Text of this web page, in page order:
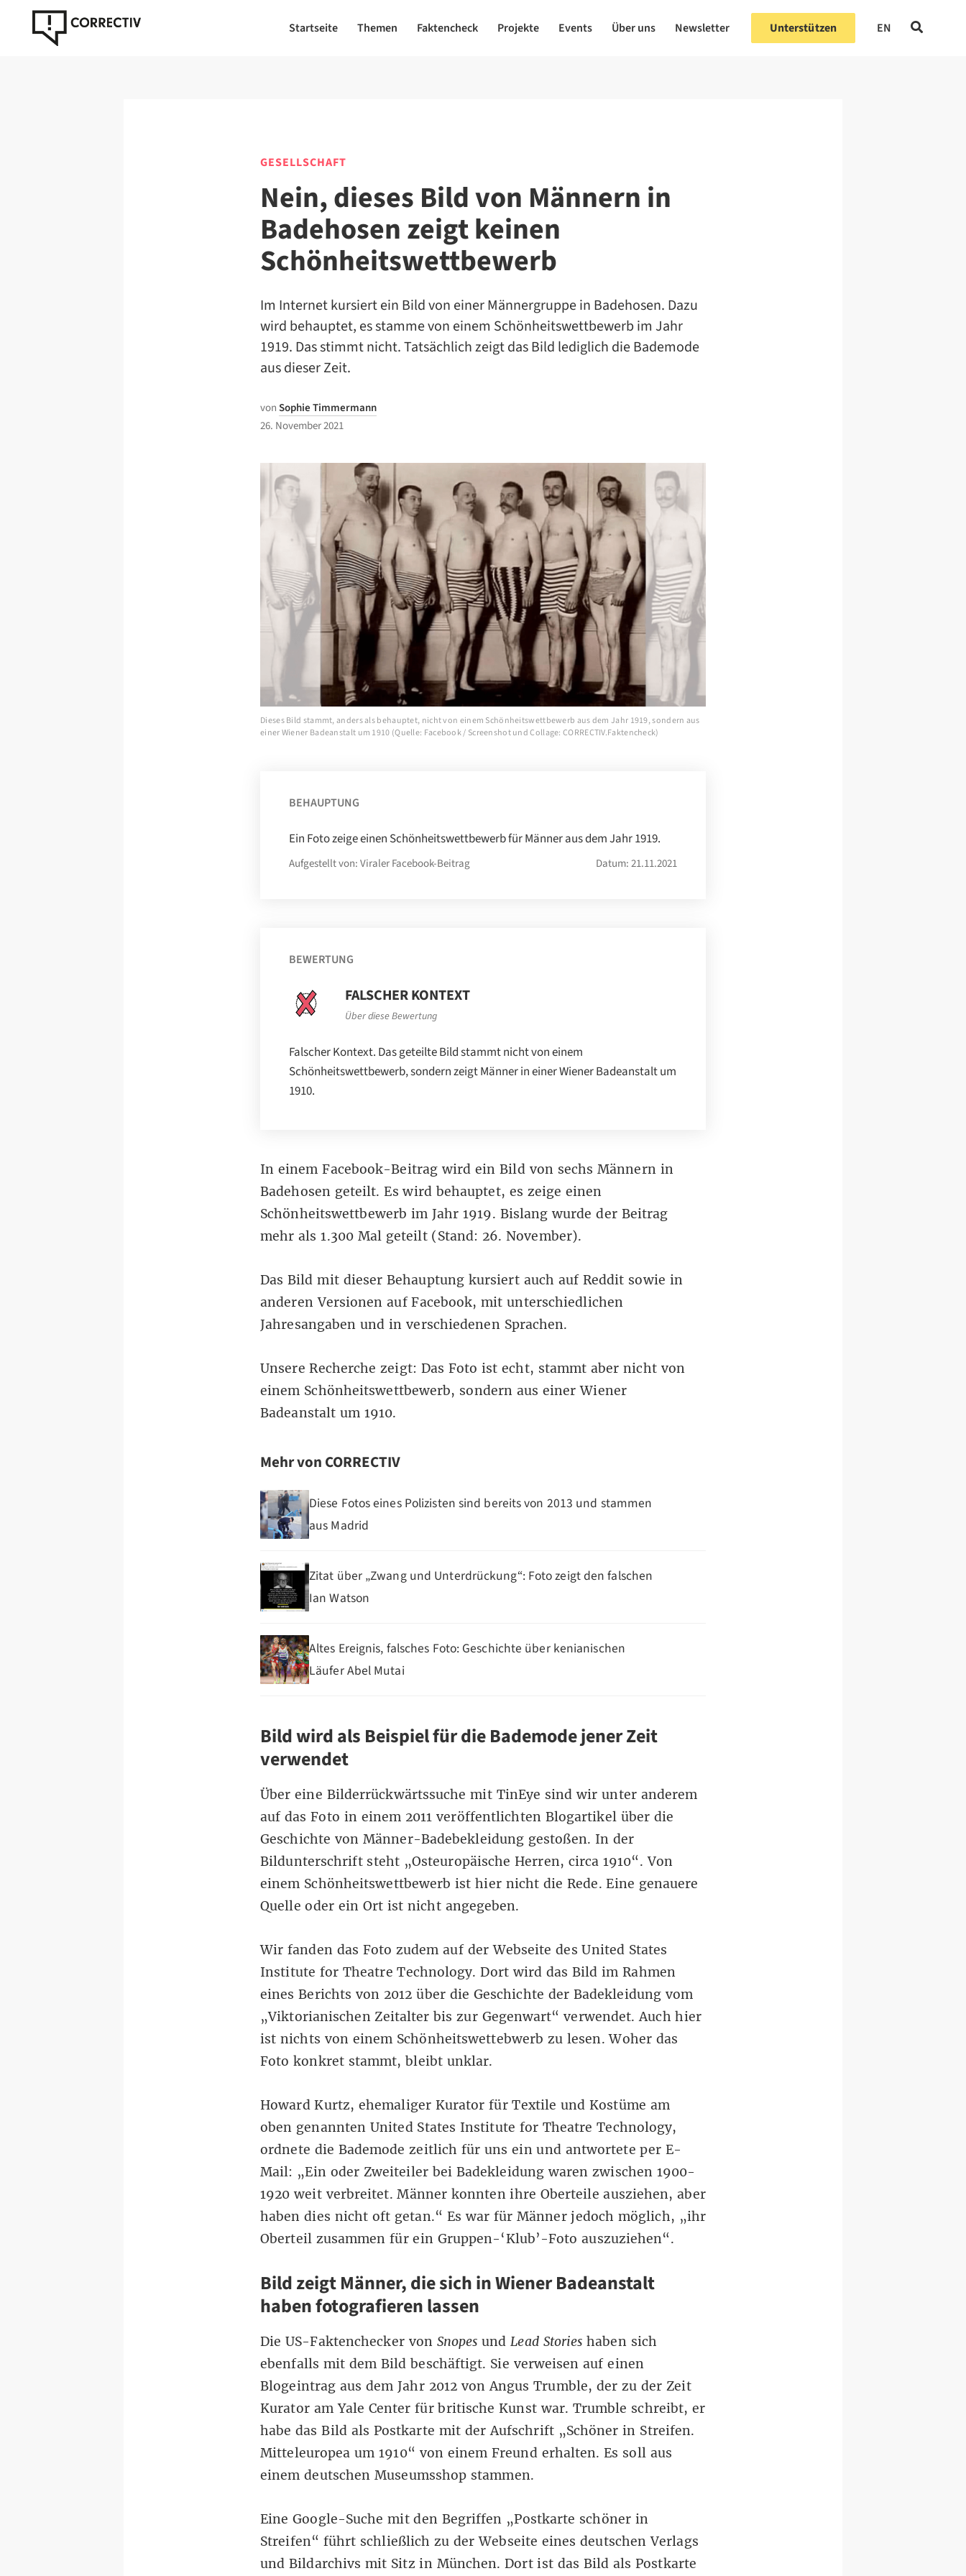
Startseite Themen Faktencheck Projekte Events Über uns Newsletter Unterstützen EN
GESELLSCHAFT
Nein, dieses Bild von Männern in
Badehosen zeigt keinen
Schönheitswettbewerb
Im Internet kursiert ein Bild von einer Männergruppe in Badehosen. Dazu
wird behauptet, es stamme von einem Schönheitswettbewerb im Jahr
1919. Das stimmt nicht. Tatsächlich zeigt das Bild lediglich die Bademode
aus dieser Zeit.
vonSophie Timmermann
26. November 2021
Dieses Bild stammt, anders als behauptet, nicht von einem Schönheitswettbewerb aus dem Jahr 1919, sondern aus
einer Wiener Badeanstalt um 1910 (Quelle: Facebook / Screenshot und Collage: CORRECTIV.Faktencheck)
BEHAUPTUNG
Ein Foto zeige einen Schönheitswettbewerb für Männer aus dem Jahr 1919.
Aufgestellt von: Viraler Facebook-Beitrag Datum: 21.11.2021
BEWERTUNG
FALSCHER KONTEXT
Über diese Bewertung
Falscher Kontext. Das geteilte Bild stammt nicht von einem
Schönheitswettbewerb, sondern zeigt Männer in einer Wiener Badeanstalt um
1910.
In einemFacebook-Beitrag wird ein Bild von sechs Männern in
Badehosen geteilt. Es wird behauptet, es zeige einen
Schönheitswettbewerb im Jahr 1919. Bislang wurde der Beitrag
mehr als 1.300 Mal geteilt (Stand: 26. November).
Das Bild mit dieser Behauptung kursiert auch auf Reddit sowie in
anderen Versionen aufFacebook, mit unterschiedlichen
Jahresangaben und in verschiedenen Sprachen.
Unsere Recherche zeigt: Das Foto ist echt, stammt aber nicht von
einem Schönheitswettbewerb, sondern aus einer Wiener
Badeanstalt um 1910.
Mehr von CORRECTIV
Diese Fotos eines Polizisten sind bereits von 2013 und stammen
aus Madrid
Zitat über „Zwang und Unterdrückung“: Foto zeigt den falschen
Ian Watson
Altes Ereignis, falsches Foto: Geschichte über kenianischen
Läufer Abel Mutai
Bild wird als Beispiel für die Bademode jener Zeit
verwendet
Über eine Bilderrückwärtssuche mit TinEye sind wir unter anderem
auf das Foto in einem 2011 veröffentlichten Blogartikelüber die
Geschichte von Männer-Badebekleidung gestoßen. In der
Bildunterschrift steht ​​„Osteuropäische Herren, circa 1910“. Von
einem Schönheitswettbewerb ist hier nicht die Rede. Eine genauere
Quelle oder ein Ort ist nicht angegeben.
Wir fanden das Foto zudem auf derWebseite desUnited States
Institute for Theatre Technology. Dort wird das Bild im Rahmen
eines Berichts von 2012 über die Geschichte der Badekleidung vom
„Viktorianischen Zeitalter bis zur Gegenwart“ verwendet. Auch hier
ist nichts von einem Schönheitswettebwerb zu lesen. Woher das
Foto konkret stammt, bleibt unklar.
Howard Kurtz, ehemaliger Kurator für Textile und Kostüme am
oben genannten United States Institute for Theatre Technology,
ordnete die Bademode zeitlich für uns ein und antwortete per E-
Mail: „Ein oder Zweiteiler bei Badekleidung waren zwischen 1900-
1920 weit verbreitet. Männer konnten ihre Oberteile ausziehen, aber
haben dies nicht oft getan.“ Es war für Männer jedoch möglich, „ihr
Oberteil zusammen für ein Gruppen-‘Klub’-Foto auszuziehen“.
Bild zeigt Männer, die sich in Wiener Badeanstalt
haben fotografieren lassen
Die US-Faktenchecker von Snopes undLead Stories haben sich
ebenfalls mit dem Bild beschäftigt. Sie verweisen auf einen
Blogeintrag aus dem Jahr 2012 vonAngus Trumble, der zu der Zeit
Kurator am Yale Center für britische Kunst war. Trumble schreibt, er
habe das Bild als Postkarte mit der Aufschrift „Schöner in Streifen.
Mitteleuropea um 1910“ von einem Freund erhalten. Es soll aus
einem deutschen Museumsshop stammen.
Eine Google-Suche mit den Begriffen „Postkarte schöner in
Streifen“ führt schließlich zu der Webseite einesdeutschen Verlags
und Bildarchivs mit Sitz in München. Dort ist das Bild als Postkarte